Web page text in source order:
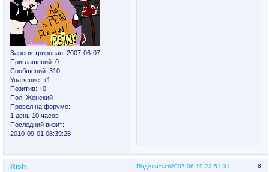
Зарегистрирован: 2007-06-07
Приглашений: 0
Сообщений: 310
Уважение: +1
Позитив: +0
Пол: Женский
Провел на форуме:
1 день 10 часов
Последний визит:
2010-09-01 08:39:28
Поделиться 8
2007-06-19 22:51:31
Rish